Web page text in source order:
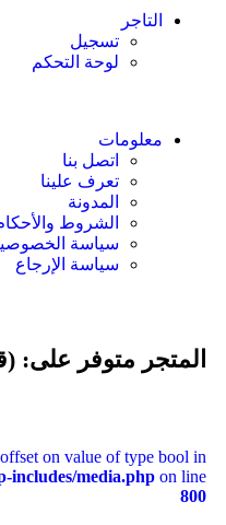
التاجر
تسجيل
لوحة التحكم
معلومات
اتصل بنا
تعرف علينا
المدونة
الشروط
سياسة
سياسة الإرجاع
المتجر متوفر على:
on value of type bool in
includes/media.php on line
800